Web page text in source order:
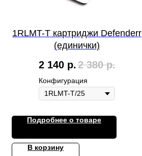
1RLMT-T картриджи Defenderr
(единички)
2 140 р.2 380 р.
Конфигурация
Подробнее о товаре
В корзину